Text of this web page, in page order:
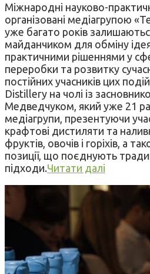
Міжнародні науково-
організовані медіагрупою
уже багато років
майданчиком для обміну
практичними рішеннями у
переробки та розвитку
постійних учасників цих
Distillery на чолі із
Медведчуком, який уже 21
медіагрупи, презентуючи
крафтові дистиляти та
фруктів, овочів і горіхів, а
позиції, що поєднують
підходи.Читати далі